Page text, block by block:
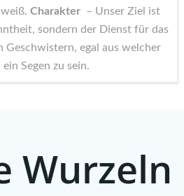
Charakter – Unser Ziel ist
sondern der Dienst für das
Geschwistern, egal aus welcher
ein Segen zu sein.
Wurzeln